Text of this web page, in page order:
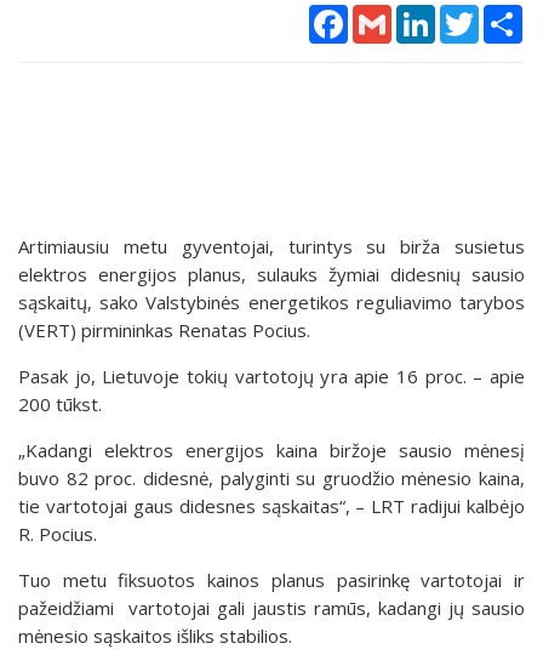
Facebook
Gmail LinkedInTwitter
Artimiausiu metu gyventojai, turintys su birža susietus
elektros energijos planus, sulauks žymiai didesnių sausio
sąskaitų, sako Valstybinės energetikos reguliavimo tarybos
(VERT) pirmininkas Renatas Pocius.
Pasak jo, Lietuvoje tokių vartotojų yra apie 16 proc. – apie
200 tūkst.
„Kadangi elektros energijos kaina biržoje sausio mėnesį
buvo 82 proc. didesnė, palyginti su gruodžio mėnesio kaina,
tie vartotojai gaus didesnes sąskaitas“, – LRT radijui kalbėjo
R. Pocius.
Tuo metu fiksuotos kainos planus pasirinkę vartotojai ir
pažeidžiami vartotojai gali jaustis ramūs, kadangi jų sausio
mėnesio sąskaitos išliks stabilios.